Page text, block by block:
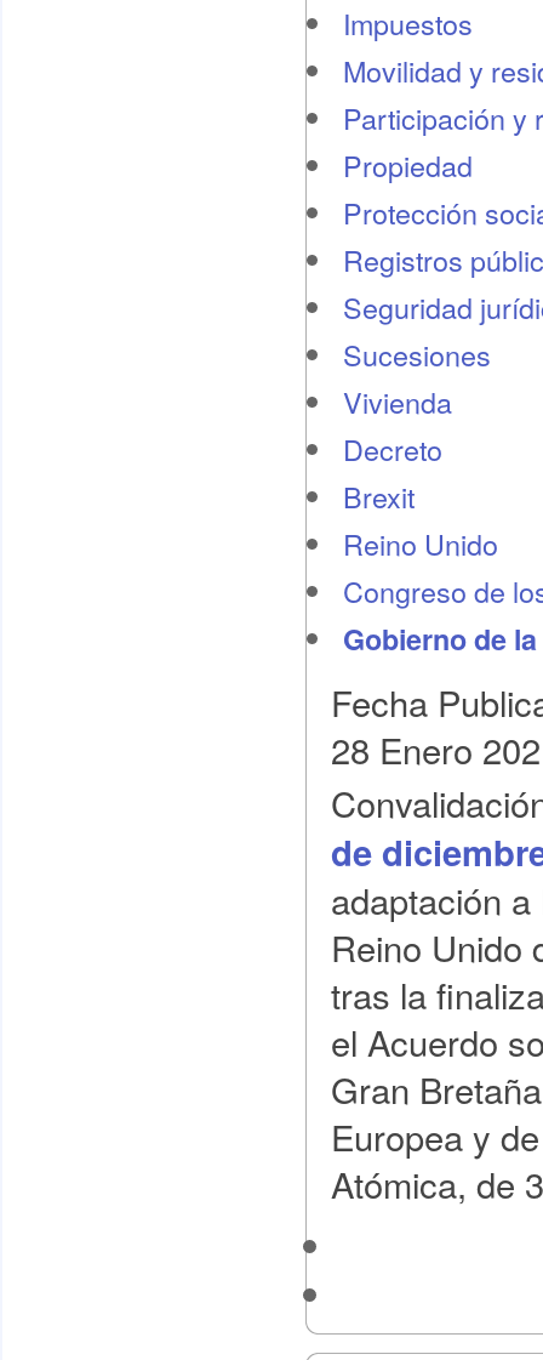
Impuestos
Movilidad y
Participación y
Propiedad
Protección
Registros
Seguridad
Sucesiones
Vivienda
Decreto
Brexit
Reino Unido
Congreso de
Gobierno de
Fecha
28 Enero
de
adaptación
Reino Unido
tras la
el Acuerdo
Gran
Europea y
Atómica, de